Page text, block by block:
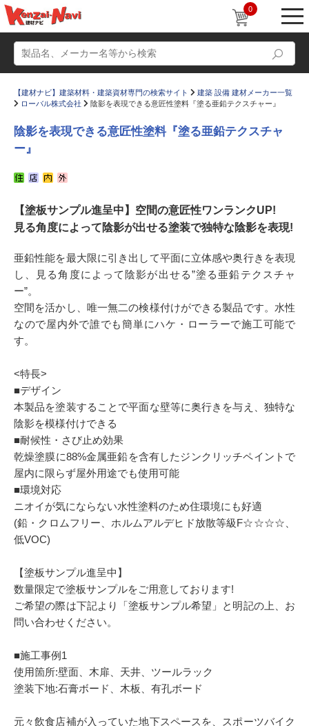
0
動画
すまいリング 設計士インタビュー
お気に入り
【建材ナビ】建築材料・建築資材専門の検索サイト
建築 設備 建材メーカー一覧
ローバル株式会社
陰影を表現できる意匠性塗料『塗る亜鉛テクスチャー』
陰影を表現できる意匠性塗料『塗る亜鉛テクスチャ
ー』
【塗板サンプル進呈中】空間の意匠性ワンランクUP!
見る角度によって陰影が出せる塗装で独特な陰影を表現!
亜鉛性能を最大限に引き出して平面に立体感や奥行きを表現
し、見る角度によって陰影が出せる”塗る亜鉛テクスチャ
ー”。
空間を活かし、唯一無二の検様付けができる製品です。水性
なので屋内外で誰でも簡単にハケ・ローラーで施工可能で
す。
<特長>
■デザイン
本製品を塗装することで平面な壁等に奥行きを与え、独特な
陰影を模様付けできる
■耐候性・さび止め効果
乾燥塗膜に88%金属亜鉛を含有したジンクリッチペイントで
屋内に限らず屋外用途でも使用可能
■環境対応
ニオイが気にならない水性塗料のため住環境にも好適
(鉛・クロムフリー、ホルムアルデヒド放散等級F☆☆☆☆、
低VOC)
【塗板サンプル進呈中】
数量限定で塗板サンプルをご用意しております!
ご希望の際は下記より「塗板サンプル希望」と明記の上、お
問い合わせください。
■施工事例1
使用箇所:壁面、木扉、天井、ツールラック
塗装下地:石膏ボード、木板、有孔ボード
元々飲食店補が入っていた地下スペースを、スポーツバイク